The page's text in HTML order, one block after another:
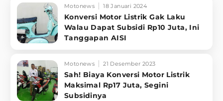
Motonews 18 Januari 2024
Konversi Motor Listrik Gak Laku
Walau Dapat Subsidi Rp10 Juta, Ini
Tanggapan AISI
Motonews 21 Desember 2023
Sah! Biaya Konversi Motor Listrik
Maksimal Rp17 Juta, Segini
Subsidinya